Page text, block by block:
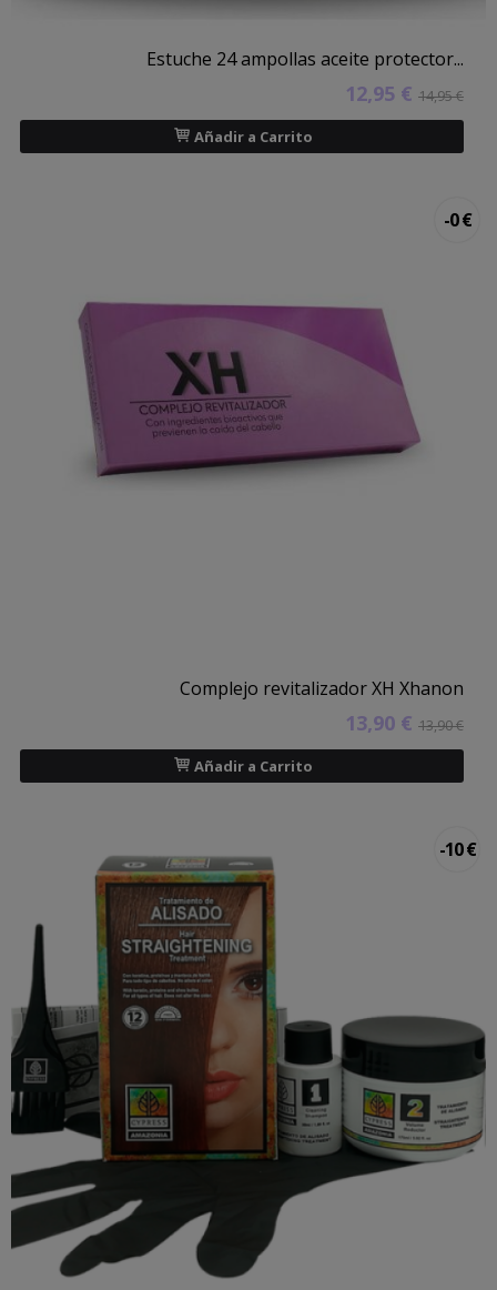
Estuche 24 ampollas aceite protector...
12,95 € 14,95 €
Añadir a Carrito
-0 €
Complejo revitalizador XH Xhanon
13,90 € 13,90 €
Añadir a Carrito
-10 €